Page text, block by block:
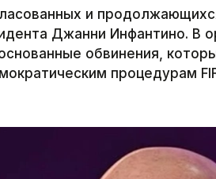
и
Джанни Инфантино. В
обвинения,
процедурам